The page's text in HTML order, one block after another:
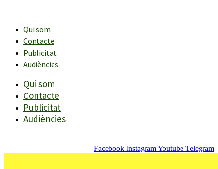
contingutQui som
Contacte
Publicitat
Audiències
Qui som
Contacte
Publicitat
Audiències
Facebook InstagramYoutube Telegram